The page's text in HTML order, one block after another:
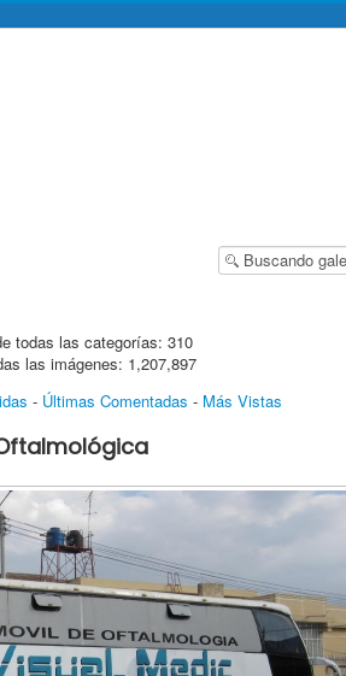
todas las categorías: 310
las imágenes: 1,207,897
- Últimas Comentadas - Más Vistas